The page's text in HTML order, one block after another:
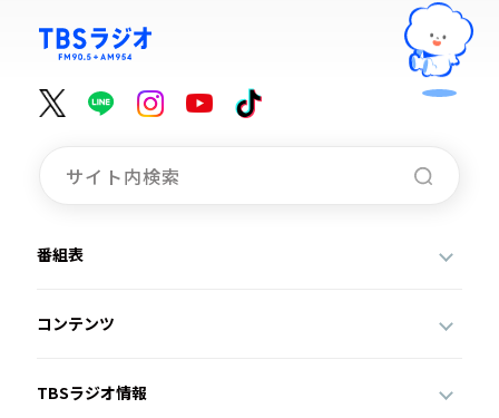
番組表
コンテンツ
TBSラジオ情報